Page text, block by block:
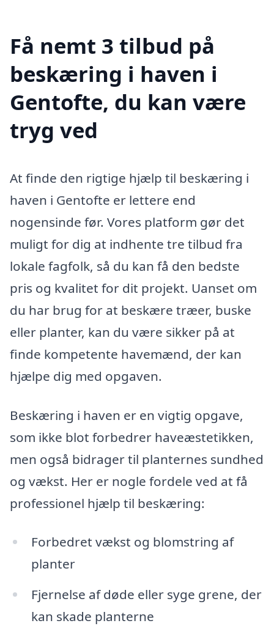
Få nemt 3 tilbud på
beskæring i haven i
Gentofte, du kan være
tryg ved
At finde den rigtige hjælp til beskæring i
haven i Gentofte er lettere end
nogensinde før. Vores platform gør det
muligt for dig at indhente tre tilbud fra
lokale fagfolk, så du kan få den bedste
pris og kvalitet for dit projekt. Uanset om
du har brug for at beskære træer, buske
eller planter, kan du være sikker på at
finde kompetente havemænd, der kan
hjælpe dig med opgaven.
Beskæring i haven er en vigtig opgave,
som ikke blot forbedrer haveæstetikken,
men også bidrager til planternes sundhed
og vækst. Her er nogle fordele ved at få
professionel hjælp til beskæring:
Forbedret vækst og blomstring af
planter
Fjernelse af døde eller syge grene, der
kan skade planterne